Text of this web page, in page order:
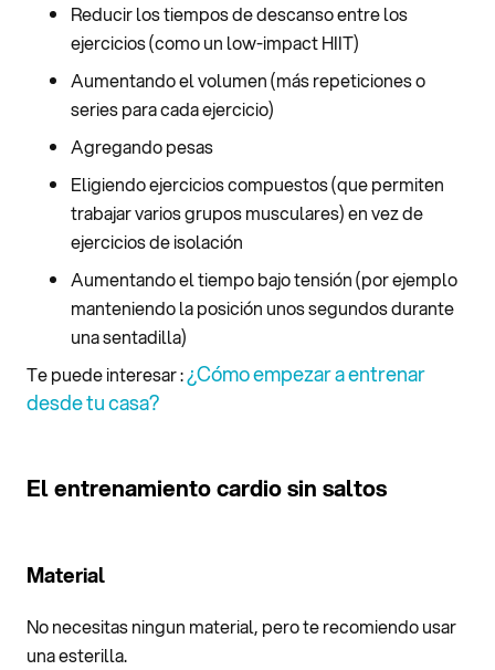
Reducir los tiempos de descanso entre los
ejercicios (como un low-impact HIIT)
Aumentando el volumen (más repeticiones o
series para cada ejercicio)
Agregando pesas
Eligiendo ejercicios compuestos (que permiten
trabajar varios grupos musculares) en vez de
ejercicios de isolación
Aumentando el tiempo bajo tensión (por ejemplo
manteniendo la posición unos segundos durante
una sentadilla)
Te puede interesar :¿Cómo empezar a entrenar
desde tu casa?
El entrenamiento cardio sin saltos
Material
No necesitas ningun material, pero te recomiendo usar
una esterilla.